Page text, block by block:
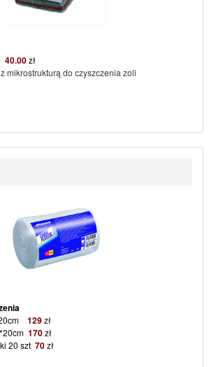
40.00zł
mikrostrukturą do czyszczenia zoli
129zł
170zł
20 szt 70zł